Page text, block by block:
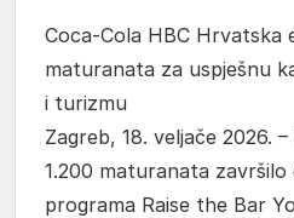
Coca-Cola HBC Hrvatska
maturanata za uspješnu
i turizmu
Zagreb, 18. veljače 2026.
1.200 maturanata
programa Raise the Bar